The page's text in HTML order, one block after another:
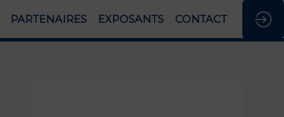
PARTENAIRES EXPOSANTS CONTACT